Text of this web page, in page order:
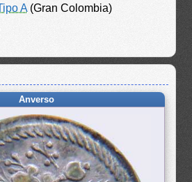
A(Gran Colombia)
Anverso